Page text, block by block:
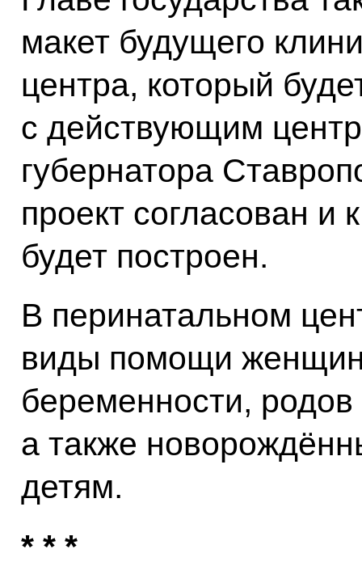
макет будущего
центра, который
с действующим
губернатора
проект согласован и
будет построен.
В перинатальном
виды помощи
беременности,
а также
детям.
* * *